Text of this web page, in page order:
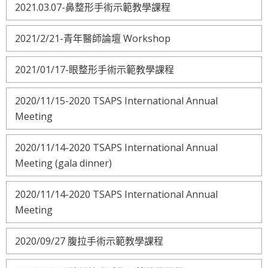
2021.03.07-鼻整形手術示範教學課程
2021/2/21-青年醫師論壇 Workshop
2021/01/17-眼整形手術示範教學課程
2020/11/15-2020 TSAPS International Annual
Meeting
2020/11/14-2020 TSAPS International Annual
Meeting (gala dinner)
2020/11/14-2020 TSAPS International Annual
Meeting
2020/09/27 腹拉手術示範教學課程